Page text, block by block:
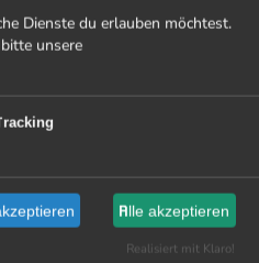
aufgenommenen Klängen
Loops und
und teils repetitiv
eines offenen, sich stetig
– zwischen Störung,
verstärken die
Dienste du erlauben möchtest.
unsere
Alle akzeptieren
Realisiert mit Klaro!